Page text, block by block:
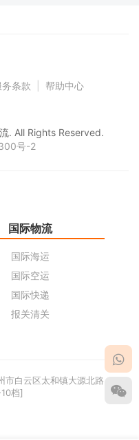
务条款 帮助中心
. All Rights Reserved.
号-2
国际物流
国际海运
国际空运
国际快递
报关清关
市白云区太和镇大源北路
档]